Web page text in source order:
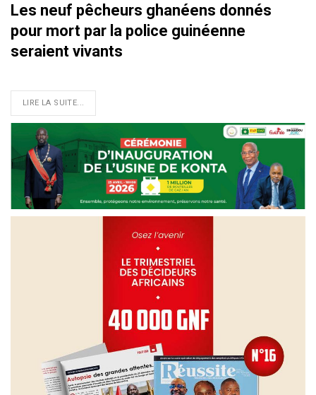
Les neuf pêcheurs ghanéens donnés
pour mort par la police guinéenne
seraient vivants
LIRE LA SUITE...